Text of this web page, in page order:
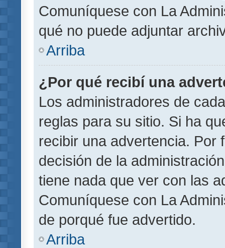
Comuníquese con La
qué no puede adjuntar
Arriba
¿Por qué recibí una
Los administradores de
reglas para su sitio. Si ha
recibir una advertencia. Por
decisión de la
tiene nada que ver con las
Comuníquese con La
de porqué fue advertido.
Arriba